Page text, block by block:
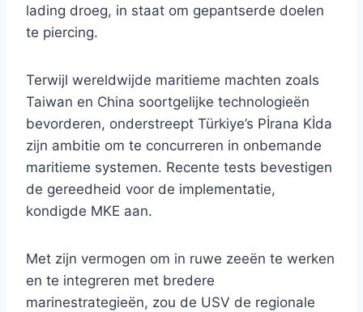
lading droeg, in staat om gepantserde doelen
te piercing.
Terwijl wereldwijde maritieme machten zoals
Taiwan en China soortgelijke technologieën
bevorderen, onderstreept Türkiye’s Pİrana Kİda
zijn ambitie om te concurreren in onbemande
maritieme systemen. Recente tests bevestigen
de gereedheid voor de implementatie,
kondigde MKE aan.
Met zijn vermogen om in ruwe zeeën te werken
en te integreren met bredere
marinestrategieën, zou de USV de regionale